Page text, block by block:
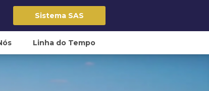
Sistema SAS
Linha do Tempo